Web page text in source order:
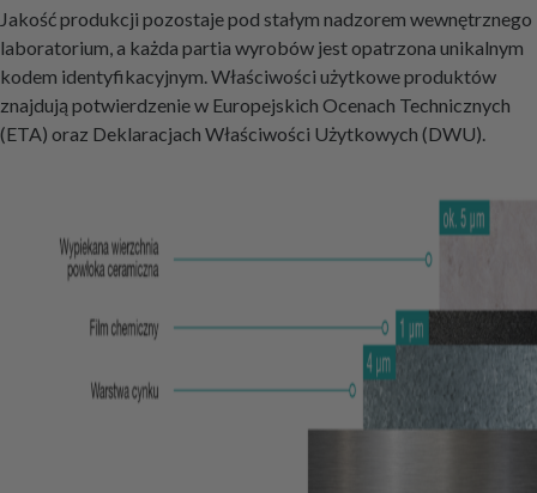
Jakość produkcji pozostaje pod stałym nadzorem wewnętrznego
laboratorium, a każda partia wyrobów jest opatrzona unikalnym
kodem identyfikacyjnym. Właściwości użytkowe produktów
znajdują potwierdzenie w Europejskich Ocenach Technicznych
(ETA) oraz Deklaracjach Właściwości Użytkowych (DWU).